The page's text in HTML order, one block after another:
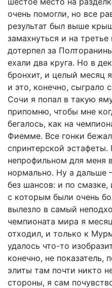
очень помогли, но все
результат был выше
замахнуться и на
дотерпел за
ехали два круга. Но в
бронхит, и целый месяц
и это, конечно, сыграло
Сочи я попал в такую
припомню, чтобы мне
бегалось, как на
Фиемме. Все гонки
спринтерской
непрофильном для меня
нормально. Ну а дальше
без шансов: и по
с которым были очень
вылезло в самый
чемпионата мира я
отходил, и только к
удалось что-то
конечно, не показатель,
элиты там почти никто
стороны, я сам